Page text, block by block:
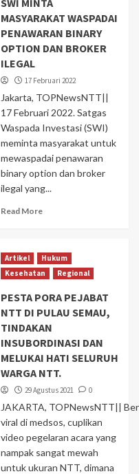
SWI MINTA
MASYARAKAT WASPADAI
PENAWARAN BINARY
OPTION DAN BROKER
ILEGAL
17 Februari 2022
Jakarta, TOPNewsNTT||
17 Februari 2022. Satgas
Waspada Investasi (SWI)
meminta masyarakat untuk
mewaspadai penawaran
binary option dan broker
ilegal yang...
Read More
Artikel
Hukum
Kesehatan
Regional
PESTA PORA PEJABAT
NTT DI PULAU SEMAU,
TINDAKAN
INSUBORDINASI DAN
MELUKAI HATI SELURUH
WARGA NTT.
29 Agustus 2021 0
JAKARTA, TOPNewsNTT||
viral di medsos, cuplikan
video pegelaran acara yang
nampak sangat mewah
untuk ukuran NTT, dimana